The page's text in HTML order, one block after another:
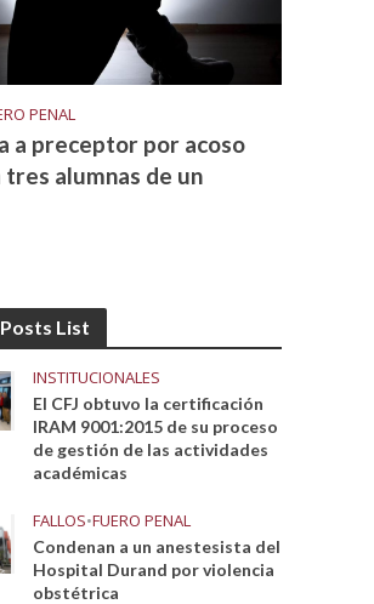
PENAL
a preceptor por acoso
tres alumnas de un
List
INSTITUCIONALES
El CFJ obtuvo la certificación
IRAM 9001:2015 de su proceso
de gestión de las actividades
académicas
FALLOS•FUERO PENAL
Condenan a un anestesista del
Hospital Durand por violencia
obstétrica